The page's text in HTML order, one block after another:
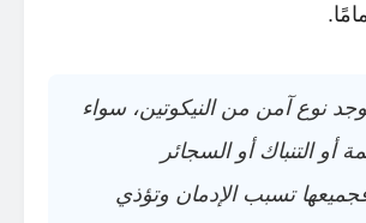
نوع آمن من النيكوتين، سواء
أو التنباك أو السجائر
فجميعها تسبب الإدمان وتؤذي